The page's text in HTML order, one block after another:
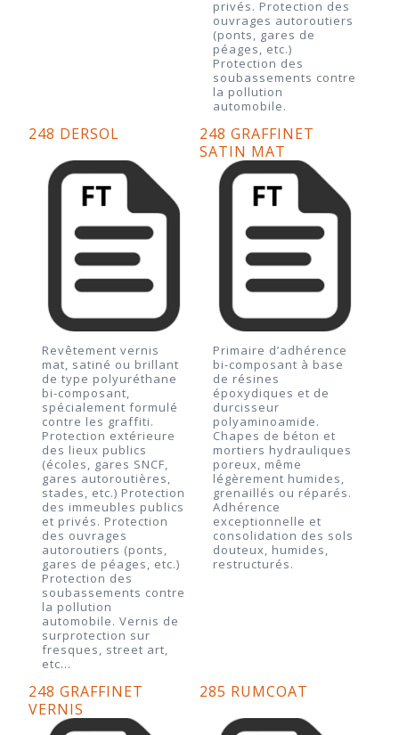
privés. Protection des
ouvrages autoroutiers
(ponts, gares de
péages, etc.)
Protection des
soubassements contre
la pollution
automobile.
248 DERSOL
248 GRAFFINET
SATIN MAT
Revêtement vernis
mat, satiné ou brillant
de type polyuréthane
bi-composant,
spécialement formulé
contre les graffiti.
Protection extérieure
des lieux publics
(écoles, gares SNCF,
gares autoroutières,
stades, etc.) Protection
des immeubles publics
et privés. Protection
des ouvrages
autoroutiers (ponts,
gares de péages, etc.)
Protection des
soubassements contre
la pollution
automobile. Vernis de
surprotection sur
fresques, street art,
etc…
Primaire d’adhérence
bi-composant à base
de résines
époxydiques et de
durcisseur
polyaminoamide.
Chapes de béton et
mortiers hydrauliques
poreux, même
légèrement humides,
grenaillés ou réparés.
Adhérence
exceptionnelle et
consolidation des sols
douteux, humides,
restructurés.
248 GRAFFINET
VERNIS
285 RUMCOAT